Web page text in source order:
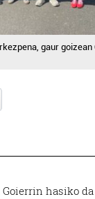
gaur
Goierrin hasiko